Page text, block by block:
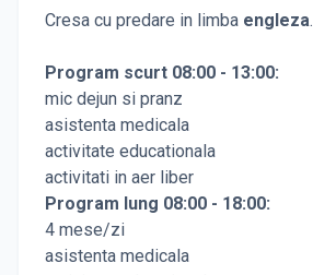
Cresa cu predare in limba engleza.
Program scurt 08:00 - 13:00:
mic dejun si pranz
asistenta medicala
activitate educationala
activitati in aer liber
Program lung 08:00 - 18:00:
4 mese/zi
asistenta medicala